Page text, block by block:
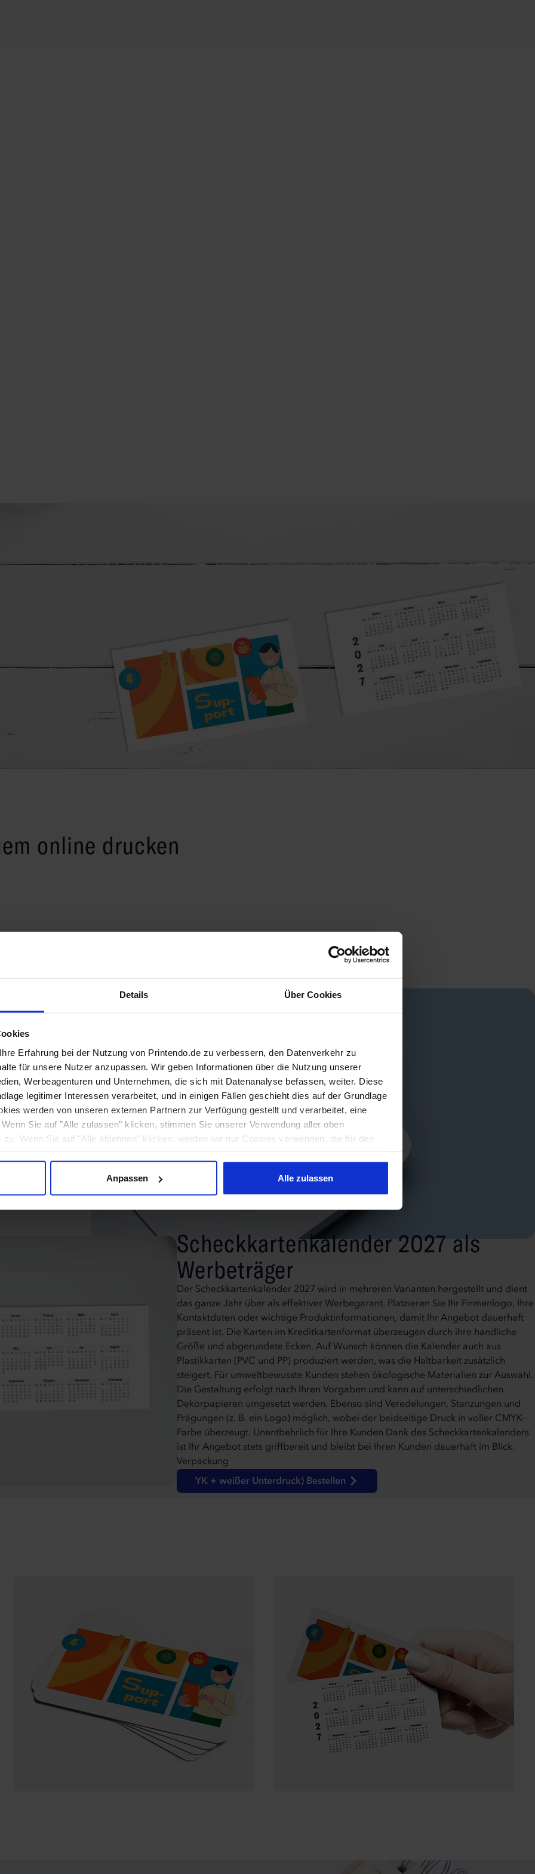
Details Über Cookies
Erfahrung bei der Nutzung von Printendo.de zu verbessern, den Datenverkehr zu
für unsere Nutzer anzupassen. Wir geben Informationen über die Nutzung unserer
Werbeagenturen und Unternehmen, die sich mit Datenanalyse befassen, weiter. Diese
legitimer Interessen verarbeitet, und in einigen Fällen geschieht dies auf der Grundlage
werden von unseren externen Partnern zur Verfügung gestellt und verarbeitet, eine
Sie auf "Alle zulassen" klicken, stimmen Sie unserer Verwendung aller oben
zu. Wenn Sie auf "Alle ablehnen" klicken, werden wir nur Cookies verwenden, die für den
Anpassen Alle zulassen
online drucken
äußerst praktisches Werbemittel. Damit können Sie
Ergänzung zu Ihrer Visitenkarte einsetzen.
lässt sich leicht in Ihrer Geldbörse, Handyhülle,
gefertigt, was
bieten wir eine
noch
können sie
dem
ab.
Scheckkartenkalender 2027 als
Werbeträger
Der Scheckkartenkalender 2027 wird in mehreren Varianten hergestellt und dient
das ganze Jahr über als effektiver Werbegarant. Platzieren Sie Ihr Firmenlogo, Ihre
Kontaktdaten oder wichtige Produktinformationen, damit Ihr Angebot dauerhaft
präsent ist. Die Karten im Kreditkartenformat überzeugen durch ihre handliche
Größe und abgerundete Ecken. Auf Wunsch können die Kalender auch aus
Plastikkarten (PVC und PP) produziert werden, was die Haltbarkeit zusätzlich
steigert. Für umweltbewusste Kunden stehen ökologische Materialien zur Auswahl.
Die Gestaltung erfolgt nach Ihren Vorgaben und kann auf unterschiedlichen
Dekorpapieren umgesetzt werden. Ebenso sind Veredelungen, Stanzungen und
Prägungen (z. B. ein Logo) möglich, wobei der beidseitige Druck in voller CMYK-
Farbe überzeugt. Unentbehrlich für Ihre Kunden Dank des Scheckkartenkalenders
ist Ihr Angebot stets griffbereit und bleibt bei Ihren Kunden dauerhaft im Blick.
Verpackung
YK + weißer Unterdruck) Bestellen